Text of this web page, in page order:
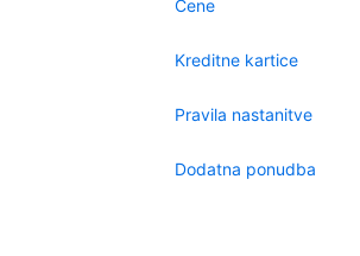
Cene
Kreditne kartice
Pravila nastanitve
Dodatna ponudba